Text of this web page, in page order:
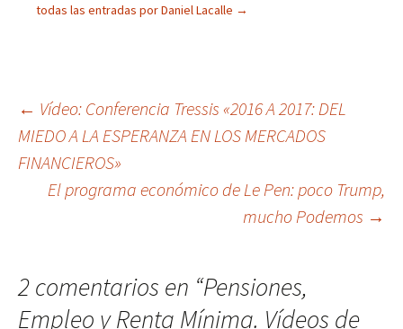
todas las entradas por Daniel Lacalle →
Navegación
de
entradas
← Vídeo: Conferencia Tressis «2016 A 2017: DEL
MIEDO A LA ESPERANZA EN LOS MERCADOS
FINANCIEROS»
El programa económico de Le Pen: poco Trump,
mucho Podemos →
2 comentarios en “Pensiones,
Empleo y Renta Mínima. Vídeos de